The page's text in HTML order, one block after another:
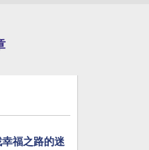
福之路的迷